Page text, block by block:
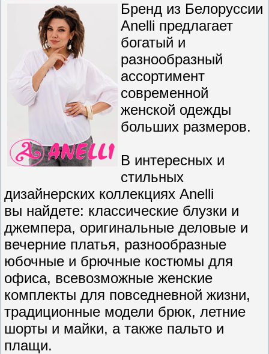
Бренд из Белоруссии
Anelli предлагает
богатый и
разнообразный
ассортимент
современной
женской одежды
больших размеров.
В интересных и
стильных
дизайнерских коллекциях Anelli
вы найдете: классические блузки и
джемпера, оригинальные деловые и
вечерние платья, разнообразные
юбочные и брючные костюмы для
офиса, всевозможные женские
комплекты для повседневной жизни,
традиционные модели брюк, летние
шорты и майки, а также пальто и
плащи.